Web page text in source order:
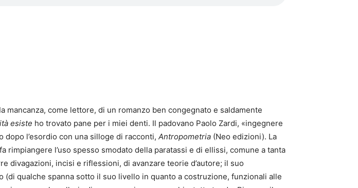
mancanza, come lettore, di un romanzo ben congegnato e saldamente
esiste ho trovato pane per i miei denti. Il padovano Paolo Zardi, «ingegnere
l’esordio con una silloge di racconti, Antropometria (Neo edizioni). La
l’uso spesso smodato della paratassi e di ellissi, comune a tanta
divagazioni, incisi e riflessioni, di avanzare teorie d’autore; il suo
qualche spanna sotto il suo livello in quanto a costruzione, funzionali alle